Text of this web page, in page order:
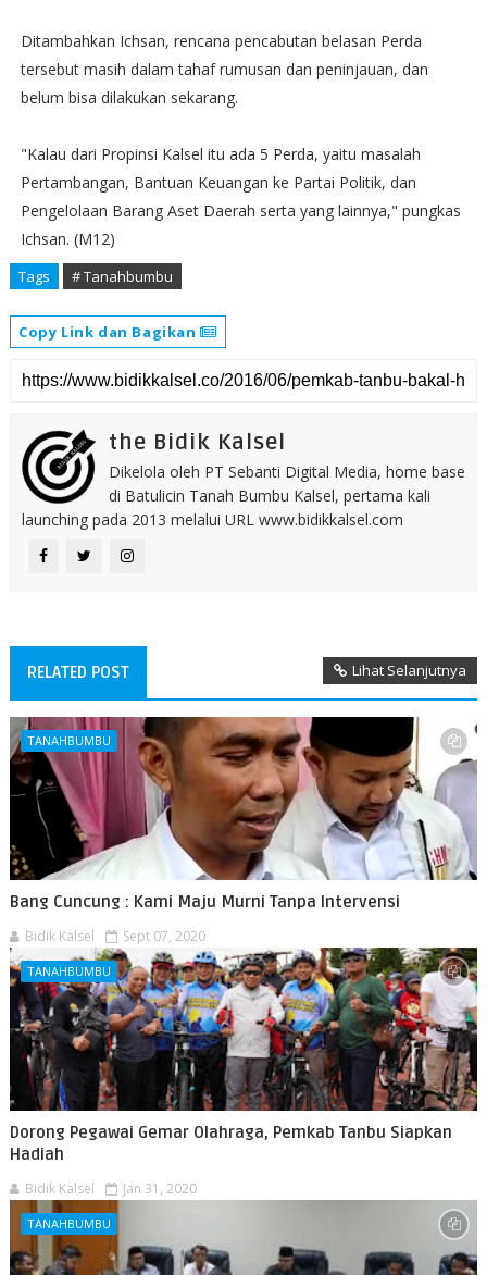
Ditambahkan Ichsan, rencana pencabutan belasan Perda
tersebut masih dalam tahaf rumusan dan peninjauan, dan
belum bisa dilakukan sekarang.
"Kalau dari Propinsi Kalsel itu ada 5 Perda, yaitu masalah
Pertambangan, Bantuan Keuangan ke Partai Politik, dan
Pengelolaan Barang Aset Daerah serta yang lainnya," pungkas
Ichsan. (M12)
Tags # Tanahbumbu
Copy Link dan Bagikan
the Bidik Kalsel
Dikelola oleh PT Sebanti Digital Media, home base
di Batulicin Tanah Bumbu Kalsel, pertama kali
launching pada 2013 melalui URL www.bidikkalsel.com
RELATED POST Lihat Selanjutnya
TANAHBUMBU
Bang Cuncung : Kami Maju Murni Tanpa Intervensi
Bidik Kalsel Sept 07, 2020
TANAHBUMBU
Dorong Pegawai Gemar Olahraga, Pemkab Tanbu Siapkan
Hadiah
Bidik Kalsel Jan 31, 2020
TANAHBUMBU